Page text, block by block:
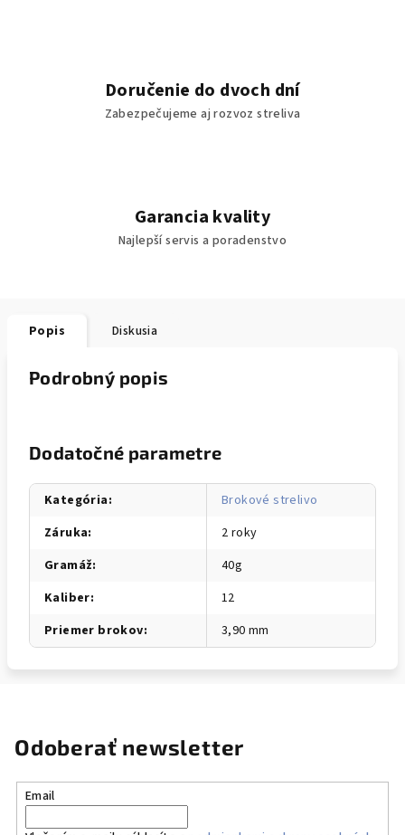
Doručenie do dvoch dní
Zabezpečujeme aj rozvoz streliva
Garancia kvality
Najlepší servis a poradenstvo
Popis Diskusia
Podrobný popis
Dodatočné parametre
Kategória:
Brokové strelivo
Záruka:
2 roky
Gramáž:
40g
Kaliber:
12
Priemer brokov: 3,90 mm
Odoberať newsletter
Email